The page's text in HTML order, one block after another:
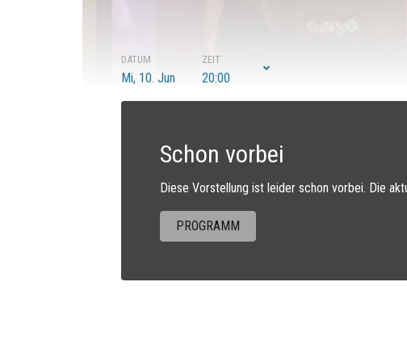
DATUM
Mi, 10. Jun
ZEIT
20:00
Schon vorbei
Diese Vorstellung ist leider schon vorbei. Die
PROGRAMM